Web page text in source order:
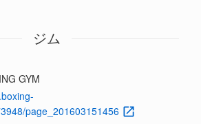
ジム
GYM
page_201603151456